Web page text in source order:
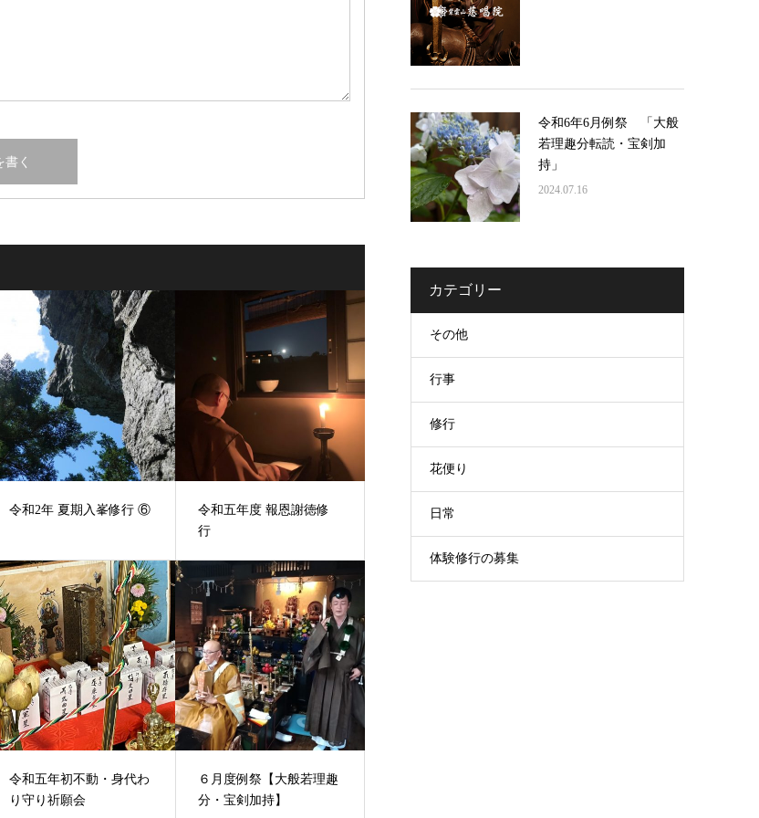
令和2年 夏期入峯修行 ⑥
令和五年度 報恩謝徳修
行
令和五年初不動・身代わ
り守り祈願会
６月度例祭【大般若理趣
分・宝剣加持】
令和6年6月例祭 「大般
若理趣分転読・宝剣加
持」
2024.07.16
カテゴリー
その他
行事
修行
花便り
日常
体験修行の募集